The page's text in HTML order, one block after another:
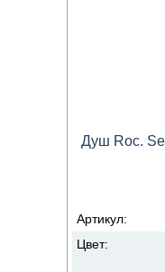
Душ Roc.
Артикул:
Цвет: